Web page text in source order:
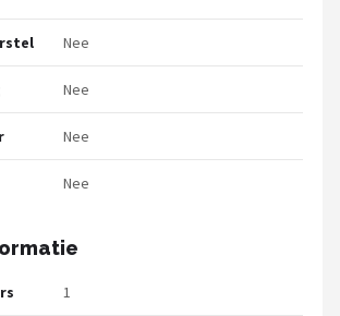
Nee
Nee
Nee
Nee
1